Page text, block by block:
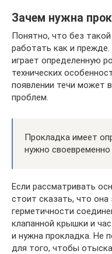
Зачем нужна
Понятно, что без
работать как и
играет определенную
технических
появлении течи может
проблем.
Прокладка имеет
нужно
Если рассматривать
стоит сказать, что она
герметичности
клапанной крышки и
и нужна прокладка. Не
для того, чтобы